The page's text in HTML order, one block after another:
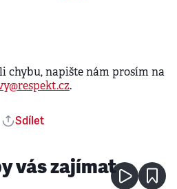
chybu, napište nám prosím na
.
Sdílet
vás zajímat